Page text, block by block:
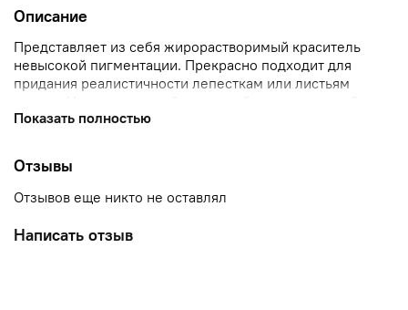
Описание
Представляет из себя жирорастворимый краситель
невысокой пигментации. Прекрасно подходит для
придания реалистичности лепесткам или листьям
для получения более глубоких оттенков, смешивается с
Может…
Показать полностью
Отзывы
Отзывов еще никто не оставлял
Написать отзыв